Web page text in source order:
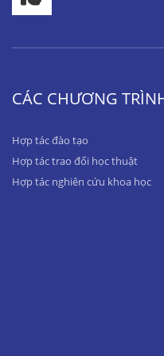
CÁC CHƯƠNG
Hợp tác đào tạo
Hợp tác trao đổi học thuật
Hợp tác nghiên cứu khoa học